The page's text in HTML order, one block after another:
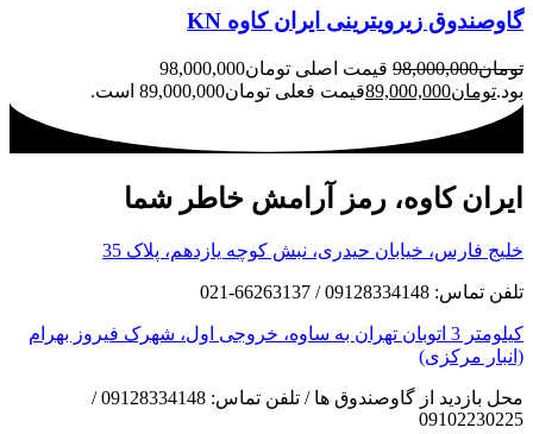
گاوصندوق زیرویترینی ایران کاوه KN
تومان98,000,000
قیمت اصلی تومان98,000,000
بود.تومان89,000,000قیمت فعلی تومان89,000,000 است.
ایران کاوه، رمز آرامش خاطر شما
خلیج فارس، خیابان حیدری، نبش کوچه یازدهم، پلاک 35
تلفن تماس: 09128334148 / 66263137-021
کیلومتر 3 اتوبان تهران به ساوه، خروجی اول، شهرک فیروز بهرام
(انبار مرکزی)
محل بازدید از گاوصندوق ها / تلفن تماس: 09128334148 /
09102230225